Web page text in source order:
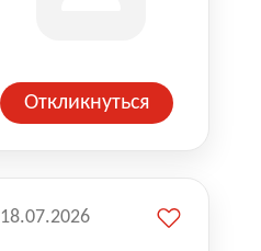
Откликнуться
18.07.2026